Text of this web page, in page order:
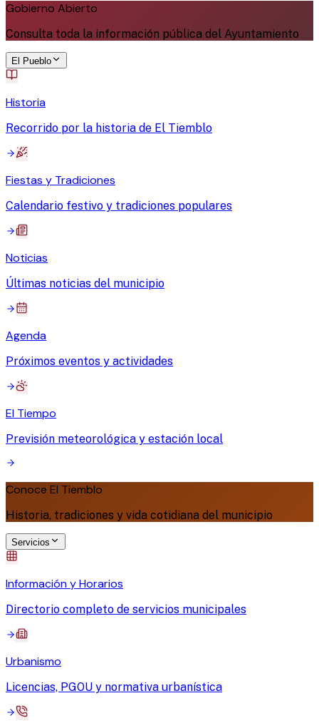
Gobierno Abierto
Consulta toda la información pública del Ayuntamiento
El Pueblo
Historia
Recorrido por la historia de El Tiemblo
Fiestas y Tradiciones
Calendario festivo y tradiciones populares
Noticias
Últimas noticias del municipio
Agenda
Próximos eventos y actividades
El Tiempo
Previsión meteorológica y estación local
Conoce El Tiemblo
Historia, tradiciones y vida cotidiana del municipio
Servicios
Información y Horarios
Directorio completo de servicios municipales
Urbanismo
Licencias, PGOU y normativa urbanística